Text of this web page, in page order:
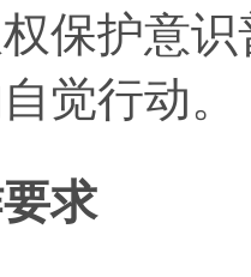
保护意
觉行动。
求